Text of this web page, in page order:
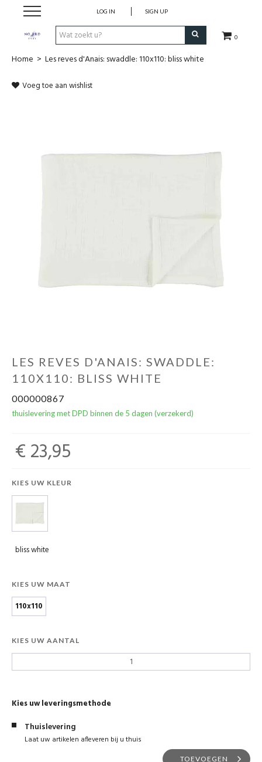
0
LOG IN SIGN UP
SHOP
EHBO & REANIMATIE
NOORD BABY
Home > Les reves d'Anais: swaddle: 110x110: bliss white
Voeg toe aan wishlist
LES REVES D'ANAIS: SWADDLE:
110X110: BLISS WHITE
000000867
thuislevering met DPD binnen de 5 dagen (verzekerd)
€ 23,95
KIES UW KLEUR
bliss white
KIES UW MAAT
110x110
KIES UW AANTAL
Kies uw leveringsmethode
Thuislevering
Laat uw artikelen afleveren bij u thuis
TOEVOEGEN